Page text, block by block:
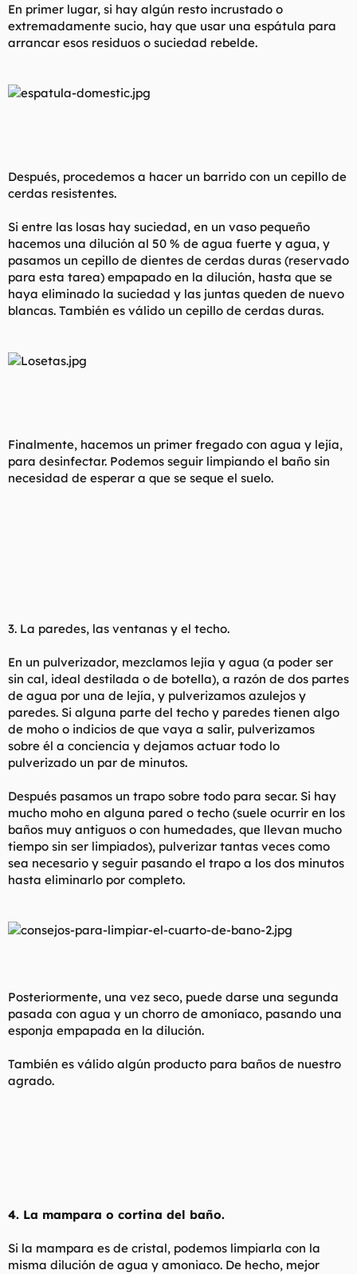
En primer lugar, si hay algún resto incrustado o
extremadamente sucio, hay que usar una espátula para
arrancar esos residuos o suciedad rebelde.
Después, procedemos a hacer un barrido con un cepillo de
cerdas resistentes.
Si entre las losas hay suciedad, en un vaso pequeño
hacemos una dilución al 50 % de agua fuerte y agua, y
pasamos un cepillo de dientes de cerdas duras (reservado
para esta tarea) empapado en la dilución, hasta que se
haya eliminado la suciedad y las juntas queden de nuevo
blancas. También es válido un cepillo de cerdas duras.
Finalmente, hacemos un primer fregado con agua y lejía,
para desinfectar. Podemos seguir limpiando el baño sin
necesidad de esperar a que se seque el suelo.
3. La paredes, las ventanas y el techo.
En un pulverizador, mezclamos lejía y agua (a poder ser
sin cal, ideal destilada o de botella), a razón de dos partes
de agua por una de lejía, y pulverizamos azulejos y
paredes. Si alguna parte del techo y paredes tienen algo
de moho o indicios de que vaya a salir, pulverizamos
sobre él a conciencia y dejamos actuar todo lo
pulverizado un par de minutos.
Después pasamos un trapo sobre todo para secar. Si hay
mucho moho en alguna pared o techo (suele ocurrir en los
baños muy antiguos o con humedades, que llevan mucho
tiempo sin ser limpiados), pulverizar tantas veces como
sea necesario y seguir pasando el trapo a los dos minutos
hasta eliminarlo por completo.
Posteriormente, una vez seco, puede darse una segunda
pasada con agua y un chorro de amoníaco, pasando una
esponja empapada en la dilución.
También es válido algún producto para baños de nuestro
agrado.
4. La mampara o cortina del baño.
Si la mampara es de cristal, podemos limpiarla con la
misma dilución de agua y amoniaco. De hecho, mejor